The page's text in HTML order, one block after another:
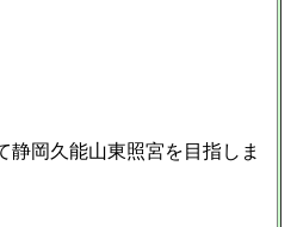
静岡久能山東照宮を目指しま